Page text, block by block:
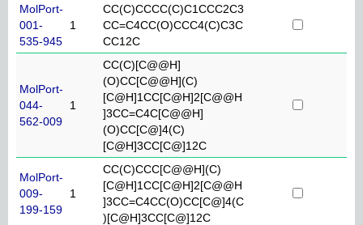
MolPort-
001-
535-945
1
CC(C)CCCC(C)C1CCC2C3
CC=C4CC(O)CCC4(C)C3C
CC12C
MolPort-
044-
562-009
1
CC(C)[C@@H]
(O)CC[C@@H](C)
[C@H]1CC[C@H]2[C@@H
]3CC=C4C[C@@H]
(O)CC[C@]4(C)
[C@H]3CC[C@]12C
MolPort-
009-
199-159
1
CC(C)CCC[C@@H](C)
[C@H]1CC[C@H]2[C@@H
]3CC=C4CC(O)CC[C@]4(C
)[C@H]3CC[C@]12C